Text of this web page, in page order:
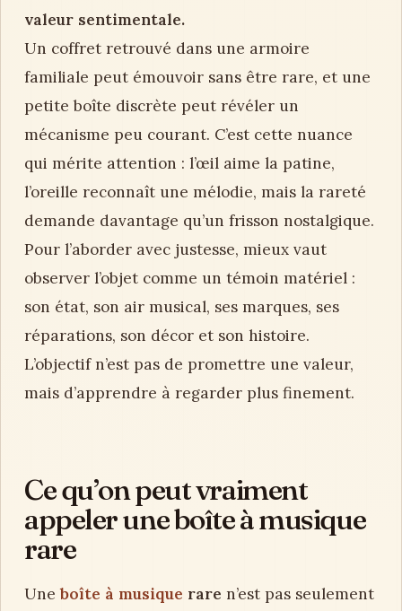
valeur sentimentale.
Un coffret retrouvé dans une armoire
familiale peut émouvoir sans être rare, et une
petite boîte discrète peut révéler un
mécanisme peu courant. C’est cette nuance
qui mérite attention : l’œil aime la patine,
l’oreille reconnaît une mélodie, mais la rareté
demande davantage qu’un frisson nostalgique.
Pour l’aborder avec justesse, mieux vaut
observer l’objet comme un témoin matériel :
son état, son air musical, ses marques, ses
réparations, son décor et son histoire.
L’objectif n’est pas de promettre une valeur,
mais d’apprendre à regarder plus finement.
Ce qu’on peut vraiment
appeler une boîte à musique
rare
Uneboîte à musique rare n’est pas seulement